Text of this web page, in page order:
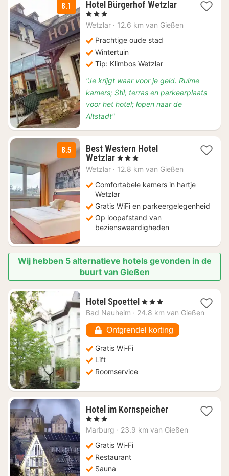
8.1 Hotel Bürgerhof Wetzlar1
vanaf
, 3 Sterren
Wetzlar · 12.6 km van Gießen
Prachtige oude stad
Wintertuin
Tip: Klimbos Wetzlar
"Je krijgt waar voor je geld. Ruime
kamers; Stil; terras en parkeerplaats
voor het hotel; lopen naar de
Altstadt"
8.5
Best Western Hotel
Wetzlar1
nacht
€
86,20
, 3 Sterren
Wetzlar · 12.8 km van Gießen
Comfortabele kamers in hartje
Wetzlar
Gratis WiFi en parkeergelegenheid
Op loopafstand van
bezienswaardigheden
Wij hebben 5 alternatieve hotels gevonden in de
buurt van Gießen
Hotel Spoettel 1
nacht
€
118,47
, 3 Sterren
Bad Nauheim · 24.8 km van Gießen
Ontgrendel korting
Gratis Wi-Fi
Lift
Roomservice
Hotel im Kornspeicher1
vanaf
, 3 Sterren
Marburg · 23.9 km van Gießen
Gratis Wi-Fi
Restaurant
Sauna